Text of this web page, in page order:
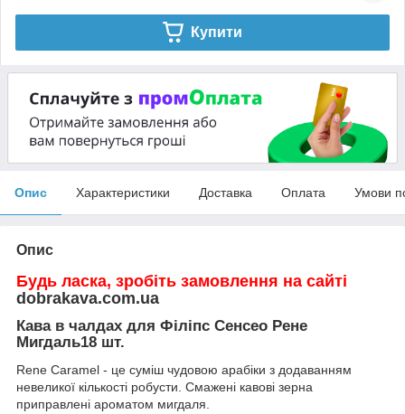
Купити
Опис Характеристики Доставка Оплата Умови
Опис
Будь ласка, зробіть замовлення на сайті
dobrakava.com.ua
Кава в чалдах для Філіпс Сенсео Рене
Мигдаль18 шт.
Rene Caramel - це суміш чудовою арабіки з додаванням
невеликої кількості робусти. Смажені кавові зерна
приправлені ароматом мигдаля.